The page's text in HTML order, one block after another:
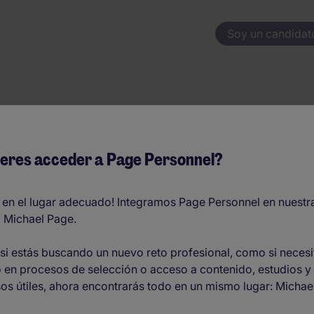
Soy un
de Fincas -
- EUR36.000 por año
capital con amplio soporte.
a.
acceder a Page Personnel?
en el lugar adecuado! Integramos Page Personnel en
Michael Page.
estás buscando un nuevo reto profesional, como si
en procesos de selección o acceso a contenido, estudios y
útiles, ahora encontrarás todo en un mismo lugar: